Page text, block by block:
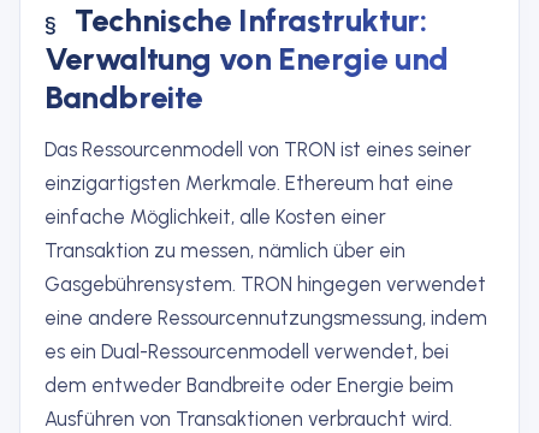
Technische Infrastruktur:
Verwaltung von Energie und
Bandbreite
Das Ressourcenmodell von TRON ist eines seiner
einzigartigsten Merkmale. Ethereum hat eine
einfache Möglichkeit, alle Kosten einer
Transaktion zu messen, nämlich über ein
Gasgebührensystem. TRON hingegen verwendet
eine andere Ressourcennutzungsmessung, indem
es ein Dual-Ressourcenmodell verwendet, bei
dem entweder Bandbreite oder Energie beim
Ausführen von Transaktionen verbraucht wird.